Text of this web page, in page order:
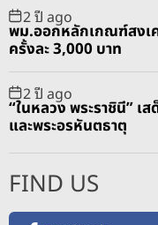
2 ปี ago
พม.ออกหลักเกณฑ์สงเค
ครั้งละ 3,000 บาท
2 ปี ago
“ในหลวง พระราชินี” เ
และพระอรหันตธาตุ
FIND US